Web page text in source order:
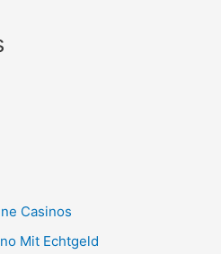
Casinos
Mit Echtgeld